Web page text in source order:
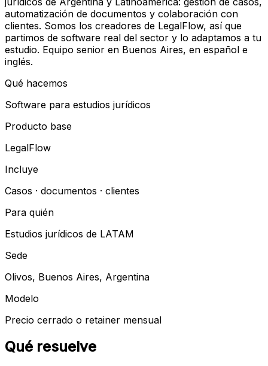
automatización de documentos y colaboración con
clientes. Somos los creadores de LegalFlow, así que
partimos de software real del sector y lo adaptamos a tu
estudio. Equipo senior en Buenos Aires, en español e
inglés.
Qué hacemos
Software para estudios jurídicos
Producto base
LegalFlow
Incluye
Casos · documentos · clientes
Para quién
Estudios jurídicos de LATAM
Sede
Olivos, Buenos Aires, Argentina
Modelo
Precio cerrado o retainer mensual
Qué resuelve